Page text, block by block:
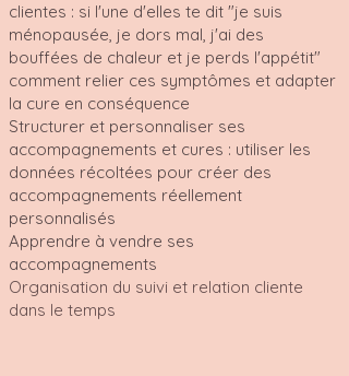
clientes : si l'une d'elles te dit "je suis
ménopausée, je dors mal, j'ai des
bouffées de chaleur et je perds l'appétit"
comment relier ces symptômes et adapter
la cure en conséquence
Structurer et personnaliser ses
accompagnements et cures : utiliser les
données récoltées pour créer des
accompagnements réellement
personnalisés
Apprendre à vendre ses
accompagnements
Organisation du suivi et relation cliente
dans le temps